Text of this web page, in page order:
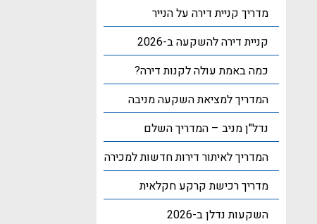
מדריך קניית דירה על הנייר
קניית דירה להשקעה ב-2026
כמה באמת עולה לקנות דירה?
המדריך למציאת השקעה מניבה
נדל"ן מניב – המדריך השלם
המדריך לאיתור דירות חדשות למכירה
מדריך רכישת קרקע חקלאית
השקעות נדלן ב-2026